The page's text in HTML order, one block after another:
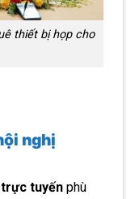
thiết bị họp cho
nghị
tuyến phù